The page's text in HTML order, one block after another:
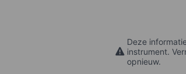
Deze
instrument.
opnieuw.